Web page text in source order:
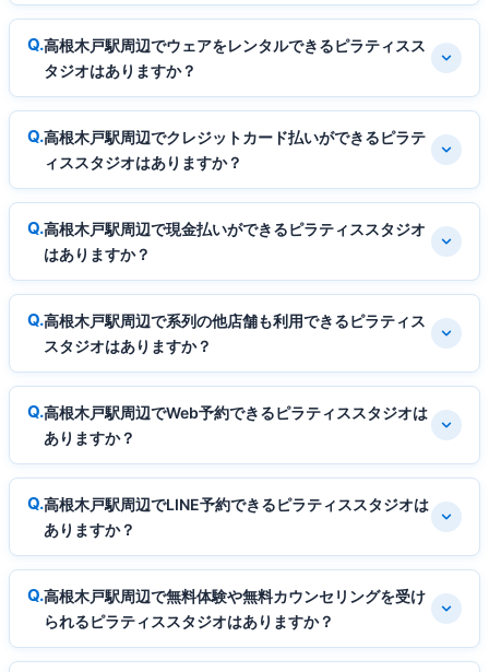
高根木戸駅周辺でウェアをレンタルできるピラティスス
タジオはありますか？
高根木戸駅周辺でクレジットカード払いができるピラテ
ィススタジオはありますか？
高根木戸駅周辺で現金払いができるピラティススタジオ
はありますか？
高根木戸駅周辺で系列の他店舗も利用できるピラティス
スタジオはありますか？
高根木戸駅周辺でWeb予約できるピラティススタジオは
ありますか？
高根木戸駅周辺でLINE予約できるピラティススタジオは
ありますか？
高根木戸駅周辺で無料体験や無料カウンセリングを受け
られるピラティススタジオはありますか？